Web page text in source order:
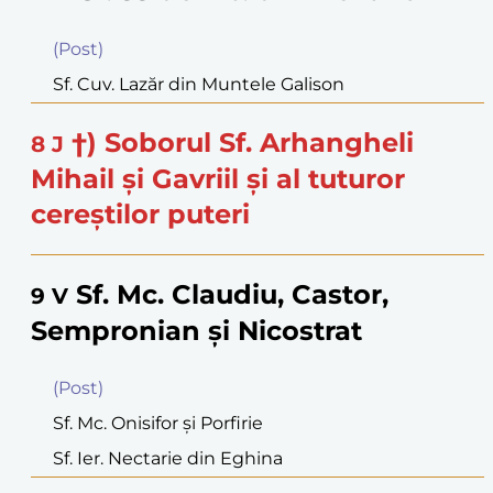
(Post)
Sf. Cuv. Lazăr din Muntele Galison
8 J †) Soborul Sf. Arhangheli
Mihail şi Gavriil şi al tuturor
cereştilor puteri
9 V Sf. Mc. Claudiu, Castor,
Sempronian şi Nicostrat
(Post)
Sf. Mc. Onisifor şi Porfirie
Sf. Ier. Nectarie din Eghina